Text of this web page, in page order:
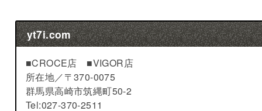
yt7i.com
■CROCE店 ■VIGOR店
所在地／〒370-0075
群馬県高崎市筑縄町50-2
Tel:027-370-2511